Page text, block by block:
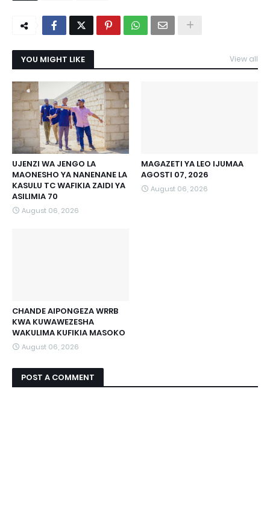
YOU MIGHT LIKE View all
UJENZI WA JENGO LA
MAONESHO YA NANENANE LA
KASULU TC WAFIKIA ZAIDI YA
ASILIMIA 70
August 06, 2026
MAGAZETI YA LEO IJUMAA
AGOSTI 07, 2026
August 06, 2026
CHANDE AIPONGEZA WRRB
KWA KUWAWEZESHA
WAKULIMA KUFIKIA MASOKO
August 06, 2026
POST A COMMENT